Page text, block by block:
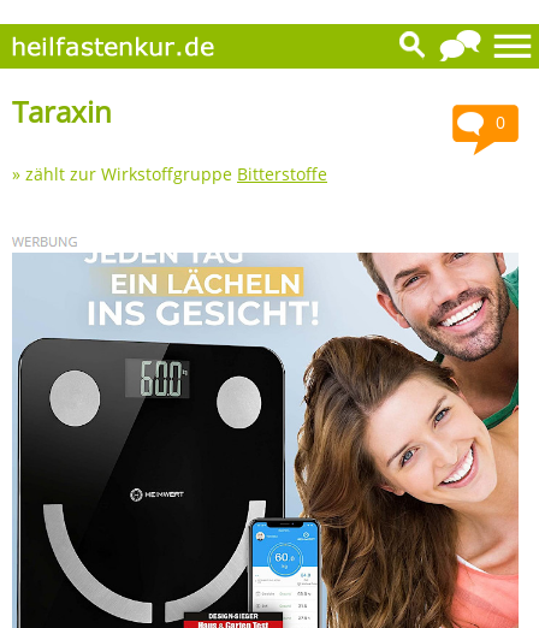
0
Taraxin
» zählt zur Wirkstoffgruppe Bitterstoffe